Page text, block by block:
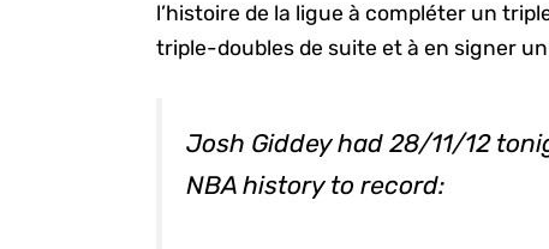
l’histoire de la ligue à compléter un
triple-doubles de suite et à en signer
Josh Giddey had 28/11/12
NBA history to record: